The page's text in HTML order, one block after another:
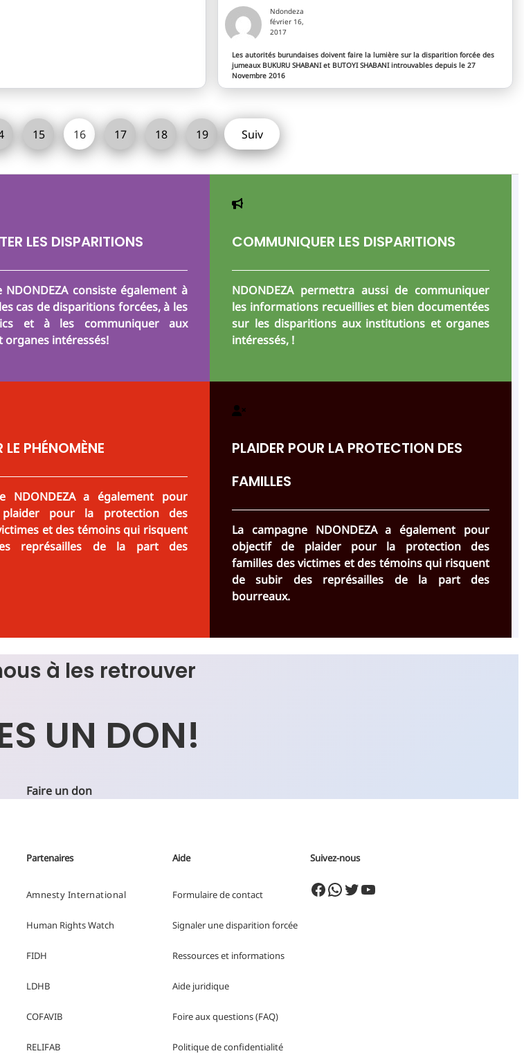
Ndondeza
février 16,
2017
Les autorités burundaises doivent faire la lumière sur la disparition forcée des
jumeaux BUKURU SHABANI et BUTOYI SHABANI introuvables depuis le 27
Novembre 2016
15 16 17 18 19 Suiv
LES DISPARITIONS
NDONDEZA consiste également à
cas de disparitions forcées, à les
et à les communiquer aux
intéressés!
COMMUNIQUER LES DISPARITIONS
NDONDEZA permettra aussi de communiquer
les informations recueillies et bien documentées
sur les disparitions aux institutions et organes
intéressés, !
LE PHÉNOMÈNE
NDONDEZA a également pour
pour la protection des
et des témoins qui risquent
représailles de la part des
PLAIDER POUR LA PROTECTION DES
FAMILLES
La campagne NDONDEZA a également pour
objectif de plaider pour la protection des
familles des victimes et des témoins qui risquent
de subir des représailles de la part des
bourreaux.
à les retrouver
UN DON!
Faire un don
Partenaires
Amnesty International
Human RightsWatch
FIDH
LDHB
COFAVIB
RELIFAB
Aide
Formulaire de contact
Signaler une disparition forcée
Ressources et informations
Aide juridique
Foire aux questions (FAQ)
Politique deconfidentialité
Suivez-nous
Facebook WhatsApp Twitter YouTube